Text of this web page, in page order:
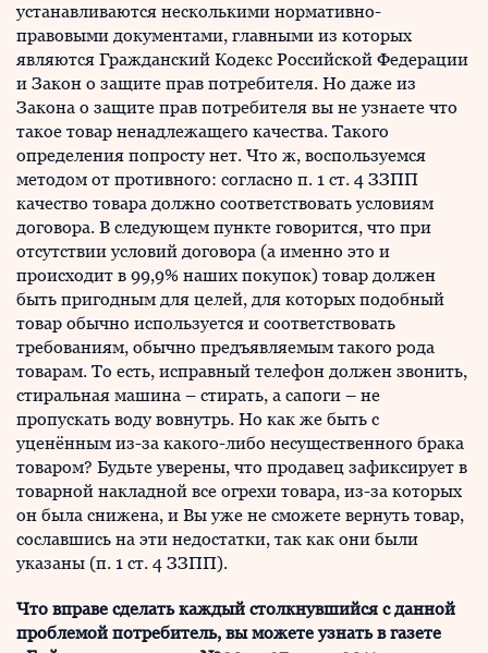
устанавливаются несколькими нормативно-
правовыми документами, главными из которых
являются Гражданский Кодекс Российской Федерации
и Закон о защите прав потребителя. Но даже из
Закона о защите прав потребителя вы не узнаете что
такое товар ненадлежащего качества. Такого
определения попросту нет. Что ж, воспользуемся
методом от противного: согласно п. 1 ст. 4 ЗЗПП
качество товара должно соответствовать условиям
договора. В следующем пункте говорится, что при
отсутствии условий договора (а именно это и
происходит в 99,9% наших покупок) товар должен
быть пригодным для целей, для которых подобный
товар обычно используется и соответствовать
требованиям, обычно предъявляемым такого рода
товарам. То есть, исправный телефон должен звонить,
стиральная машина – стирать, а сапоги – не
пропускать воду вовнутрь. Но как же быть с
уценённым из-за какого-либо несущественного брака
товаром? Будьте уверены, что продавец зафиксирует в
товарной накладной все огрехи товара, из-за которых
он была снижена, и Вы уже не сможете вернуть товар,
сославшись на эти недостатки, так как они были
указаны (п. 1 ст. 4 ЗЗПП).
Что вправе сделать каждый столкнувшийся с данной
проблемой потребитель, вы можете узнать в газете